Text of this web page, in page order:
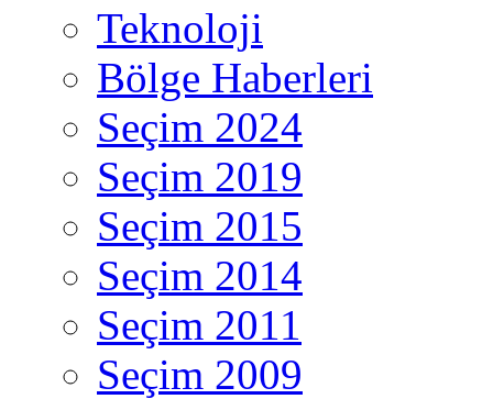
Teknoloji
Bölge Haberleri
Seçim 2024
Seçim 2019
Seçim 2015
Seçim 2014
Seçim 2011
Seçim 2009